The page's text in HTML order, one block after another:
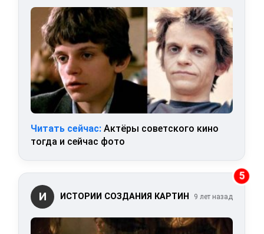
Читать сейчас: Актёры советского кино
тогда и сейчас фото
5
И ИСТОРИИ СОЗДАНИЯ КАРТИН 9 лет назад